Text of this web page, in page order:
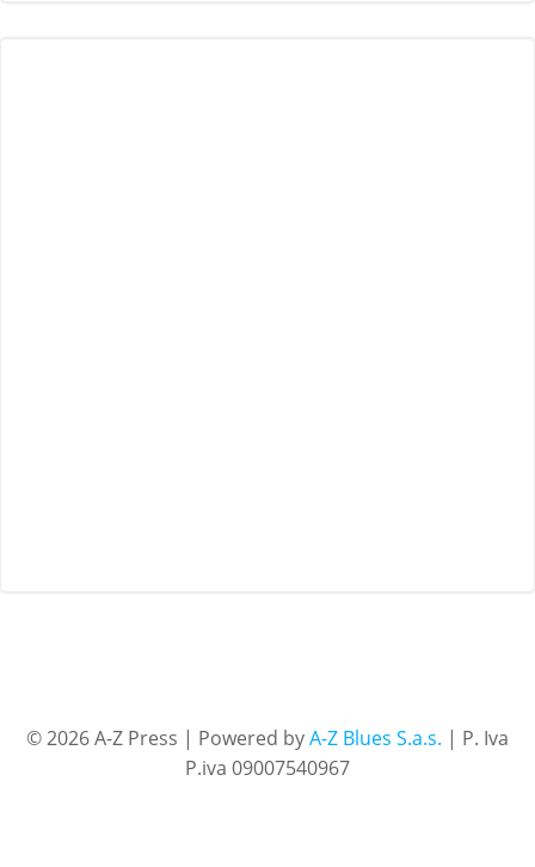
© 2026 A-Z Press | Powered byA-Z Blues S.a.s. | P. Iva
P.iva 09007540967